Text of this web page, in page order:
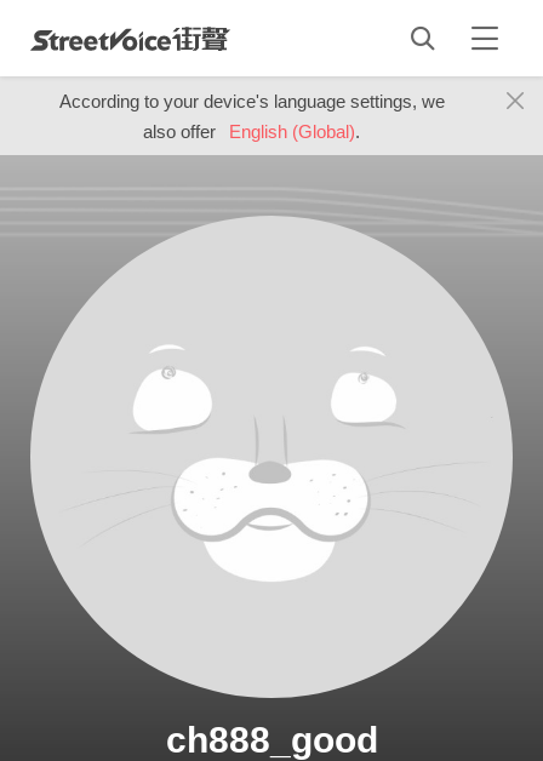
According to your device's language settings, we
also offer
English (Global).
ch888_good